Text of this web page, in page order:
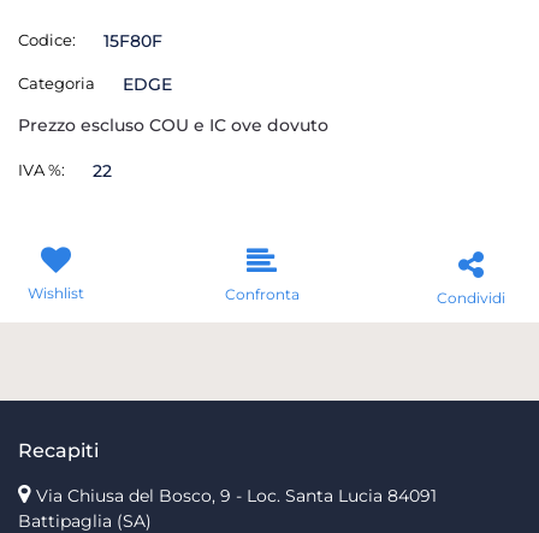
Codice: 15F80F
Categoria
EDGE
Prezzo escluso COU e IC ove dovuto
IVA %: 22
Wishlist Confronta Condividi
Recapiti
Via Chiusa del Bosco, 9 - Loc. Santa Lucia 84091
Battipaglia (SA)